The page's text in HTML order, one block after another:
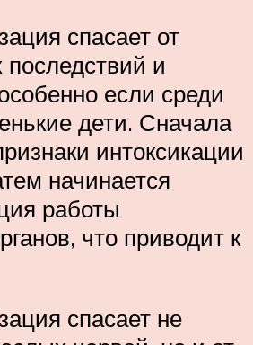
спасает от
и
если среди
дети. Сначала
интоксикации
начинается
работы
что приводит к
спасает не